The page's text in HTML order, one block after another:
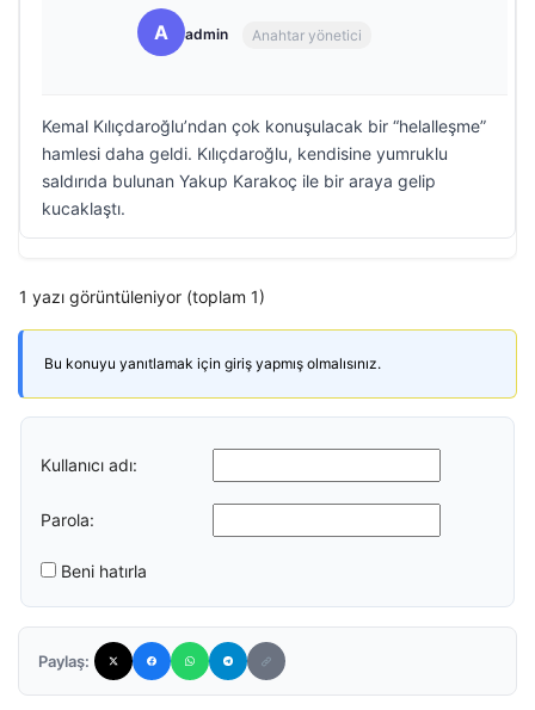
A admin Anahtar yönetici
Kemal Kılıçdaroğlu’ndan çok konuşulacak bir “helalleşme”
hamlesi daha geldi. Kılıçdaroğlu, kendisine yumruklu
saldırıda bulunan Yakup Karakoç ile bir araya gelip
kucaklaştı.
1 yazı görüntüleniyor (toplam 1)
Bu konuyu yanıtlamak için giriş yapmış olmalısınız.
Kullanıcı adı:
Parola:
Beni hatırla
Paylaş: